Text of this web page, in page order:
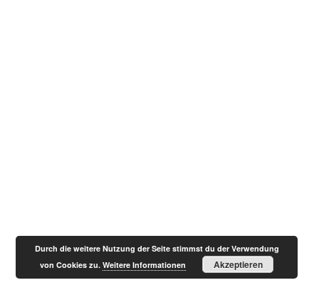
Durch die weitere Nutzung der Seite stimmst du der Verwendung
von Cookies zu.Weitere Informationen Akzeptieren